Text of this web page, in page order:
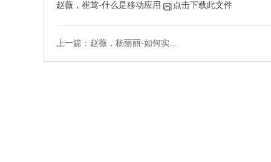
赵薇，崔莺-什么是移动应用
点击下载此文件
上一篇：赵薇，杨丽丽-如何实...